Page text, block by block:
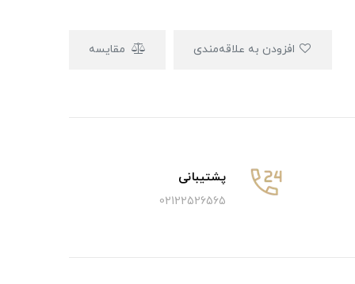
مقایسه
پشتیبانی
02122526565